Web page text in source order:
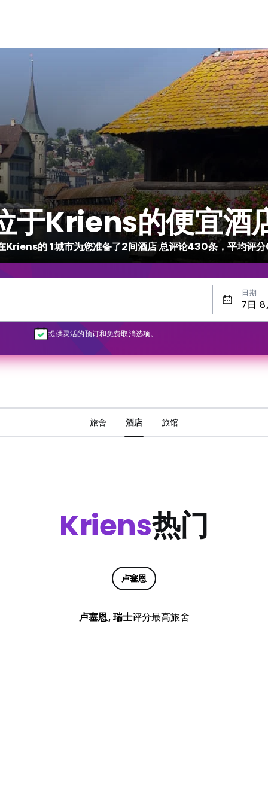
于Kriens的便宜酒
Kriens的 1城市为您准备了2间酒店 总评论430条，平均评
日期
提供灵活的预订和免费取消选项。
旅舍 酒店 旅馆
Kriens热门
卢塞恩
卢塞恩, 瑞士评分最高旅舍